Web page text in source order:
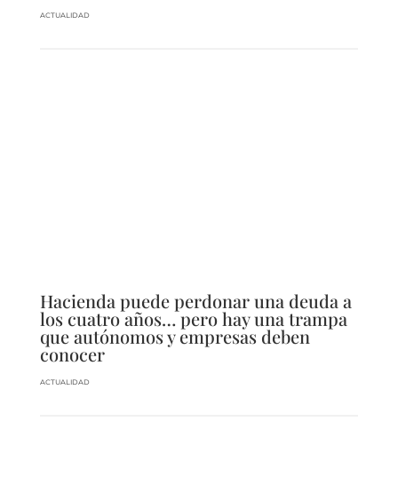
ACTUALIDAD
Hacienda puede perdonar una deuda a
los cuatro años… pero hay una trampa
que autónomos y empresas deben
conocer
ACTUALIDAD